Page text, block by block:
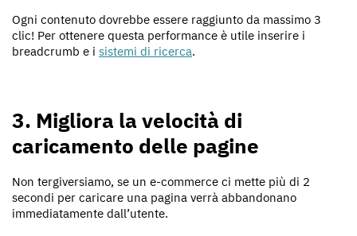
Ogni contenuto dovrebbe essere raggiunto da massimo 3
clic! Per ottenere questa performance è utile inserire i
breadcrumb e i sistemi di ricerca.
3. Migliora la velocità di
caricamento delle pagine
Non tergiversiamo, se un e-commerce ci mette più di 2
secondi per caricare una pagina verrà abbandonano
immediatamente dall’utente.